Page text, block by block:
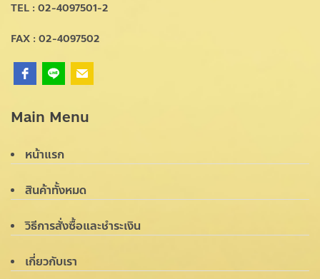
TEL : 02-4097501-2
FAX : 02-4097502
Main Menu
หน้าแรก
สินค้าทั้งหมด
วิธีการสั่งซื้อและชำระเงิน
เกี่ยวกับเรา